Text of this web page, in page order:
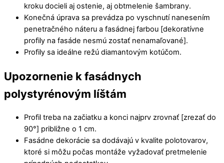
kroku docieli aj ostenie, aj obtmelenie šambrany.
Konečná úprava sa prevádza po vyschnutí nanesením
penetračného náteru a fasádnej farbou [dekoratívne
profily na fasáde nesmú zostať nenamaľované].
Profily sa ideálne režú diamantovým kotúčom.
Upozornenie k fasádnych
polystyrénovým líštám
Profil treba na začiatku a konci najprv zrovnať [zrezať do
90°] približne o 1 cm.
Fasádne dekorácie sa dodávajú v kvalite polotovarov,
ktoré si môžu počas montáže vyžadovať pretmelenie